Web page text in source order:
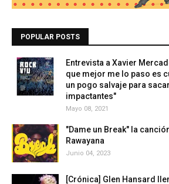
POPULAR POSTS
Entrevista a Xavier
que mejor me lo paso es
un pogo salvaje para
impactantes"
Mayo 08, 2021
"Dame un Break" la
Rawayana
Junio 04, 2023
[Crónica] Glen Hansard